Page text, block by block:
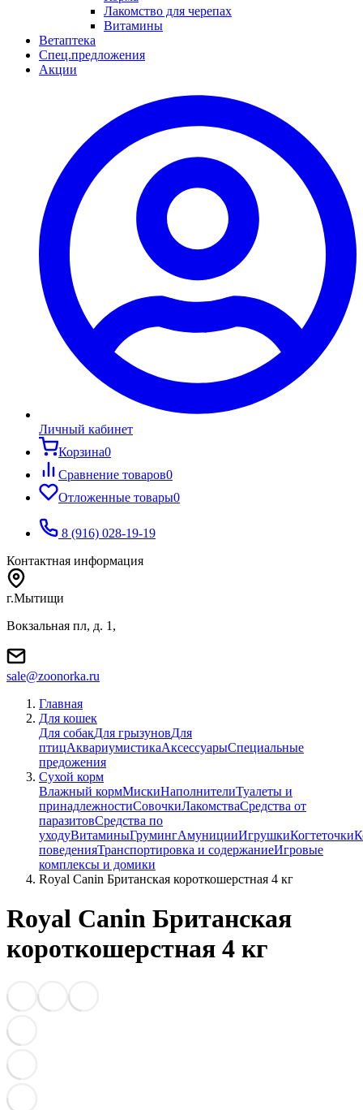
Лакомство для черепах
Витамины
Ветаптека
Спец.предложения
Акции
Личный кабинет
Корзина0
Сравнение товаров0
Отложенные товары0
8 (916) 028-19-19
Контактная информация
г.Мытищи
Вокзальная пл, д. 1,
sale@zoonorka.ru
Главная
Для кошек
Для собакДля грызуновДля
птицАквариумистикаАксессуарыСпециальные
предожения
Сухой корм
Влажный кормМискиНаполнителиТуалеты и
принадлежностиСовочкиЛакомстваСредства от
паразитовСредства по
уходуВитаминыГрумингАмуницииИгрушкиКогтеточки
поведенияТранспортировка и содержаниеИгровые
комплексы и домики
Royal Canin Британская короткошерстная 4 кг
Royal Canin Британская
короткошерстная 4 кг